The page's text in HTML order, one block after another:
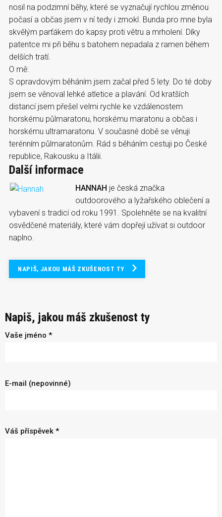
nosil na podzimní běhy, které se vyznačují rychlou změnou
počasí a občas jsem v ní tedy i zmokl. Bunda pro mne byla
skvělým parťákem do kapsy proti větru a mrholení. Díky
patentce mi při běhu s batohem nepadala z ramen během
delších tratí.
O mě:
S opravdovým běháním jsem začal před 5 lety. Do té doby
jsem se věnoval lehké atletice a plavání. Od kratších
distancí jsem přešel velmi rychle ke vzdálenostem
horskému půlmaratonu, horskému maratonu a občas i
horskému ultramaratonu. V současné době se věnuji
terénním půlmaratonům. Rád s běháním cestuji po České
republice, Rakousku a Itálii.
Další informace
HANNAH je česká značka
outdoorového a lyžařského oblečení a
vybavení s tradicí od roku 1991. Spolehněte se na kvalitní
osvědčené materiály, které vám dopřejí užívat si outdoor
naplno.
NAPIŠ, JAKOU MÁŠ ZKUŠENOST TY
Napiš, jakou máš zkušenost ty
Vaše jméno *
E-mail (nepovinné)
Váš příspěvek *